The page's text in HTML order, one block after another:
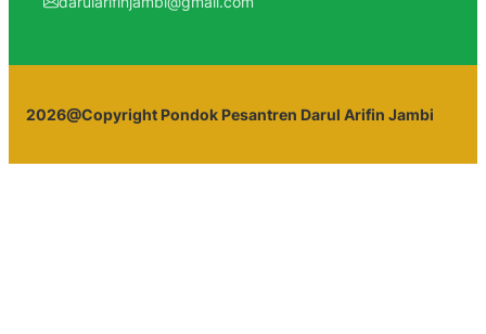
2026@Copyright Pondok Pesantren Darul Arifin Jambi